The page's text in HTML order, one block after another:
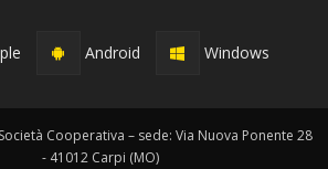
Android Windows
Cooperativa – sede: Via Nuova Ponente 28
- 41012 Carpi (MO)